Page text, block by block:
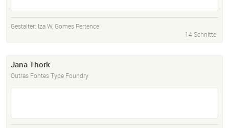
Gestalter: Iza W, Gomes Pertence
14 Schnitte
Jana Thork
Outras Fontes Type Foundry